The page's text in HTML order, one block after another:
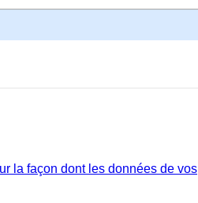
la façon dont les données de vos